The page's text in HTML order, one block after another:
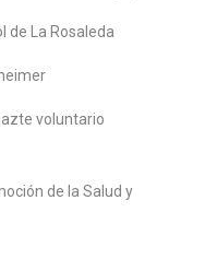
de La Rosaleda
voluntario
de la Salud y